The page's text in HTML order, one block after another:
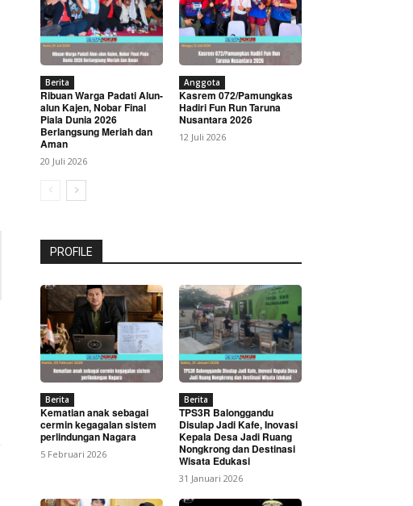
Berita
Ribuan Warga Padati Alun-
alun Kajen, Nobar Final
Piala Dunia 2026
Berlangsung Meriah dan
Aman
20 Juli 2026
Anggota
Kasrem 072/Pamungkas
Hadiri Fun Run Taruna
Nusantara 2026
12 Juli 2026
PROFILE
Berita
Kematian anak sebagai
cermin kegagalan sistem
perlindungan Nagara
5 Februari 2026
Berita
TPS3R Balonggandu
Disulap Jadi Kafe, Inovasi
Kepala Desa Jadi Ruang
Nongkrong dan Destinasi
Wisata Edukasi
31 Januari 2026